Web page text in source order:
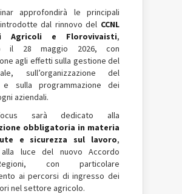
approfondirà le principali
dal rinnovo del CCNL
Agricoli e Florovivaisti,
il 28 maggio 2026, con
agli effetti sulla gestione del
sull’organizzazione del
e sulla programmazione dei
aziendali.
sarà dedicato alla
obbligatoria in materia
e sicurezza sul lavoro,
alla luce del nuovo Accordo
Regioni, con particolare
ai percorsi di ingresso dei
nel settore agricolo.